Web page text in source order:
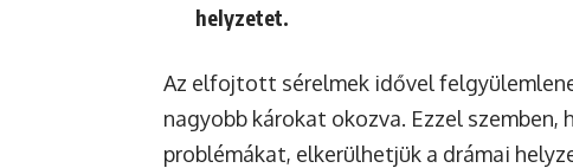
helyzetet.
Az elfojtott sérelmek idővel
nagyobb károkat okozva. Ezzel szemben,
problémákat, elkerülhetjük a drámai